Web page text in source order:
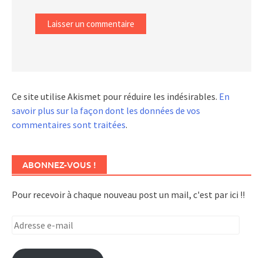
Ce site utilise Akismet pour réduire les indésirables. En
savoir plus sur la façon dont les données de vos
commentaires sont traitées.
ABONNEZ-VOUS !
Pour recevoir à chaque nouveau post un mail, c'est par ici !!
Adresse
mail